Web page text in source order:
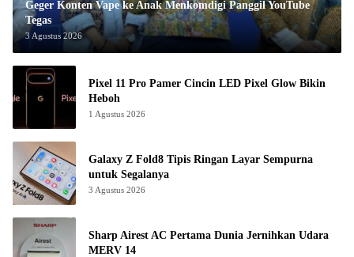
Geger Konten Vape ke Anak Menkomdigi Panggil YouTube
Tegas
3 Agustus 2026
Pixel 11 Pro Pamer Cincin LED Pixel Glow Bikin
Heboh
1 Agustus 2026
Galaxy Z Fold8 Tipis Ringan Layar Sempurna
untuk Segalanya
3 Agustus 2026
Sharp Airest AC Pertama Dunia Jernihkan Udara
MERV 14